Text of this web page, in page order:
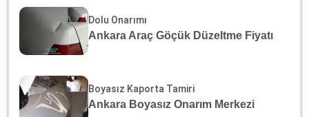
Dolu Onarımı
Ankara Araç Göçük Düzeltme Fiyatı
Boyasız Kaporta Tamiri
Ankara Boyasız Onarım Merkezi